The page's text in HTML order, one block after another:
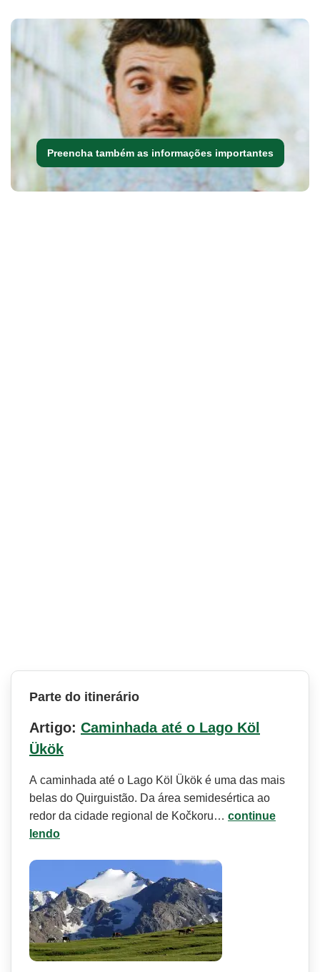
Preencha também as informações importantes
Parte do itinerário
Artigo: Caminhada até o Lago Köl
Ükök
A caminhada até o Lago Köl Ükök é uma das mais
belas do Quirguistão. Da área semidesértica ao
redor da cidade regional de Kočkoru… continue
lendo